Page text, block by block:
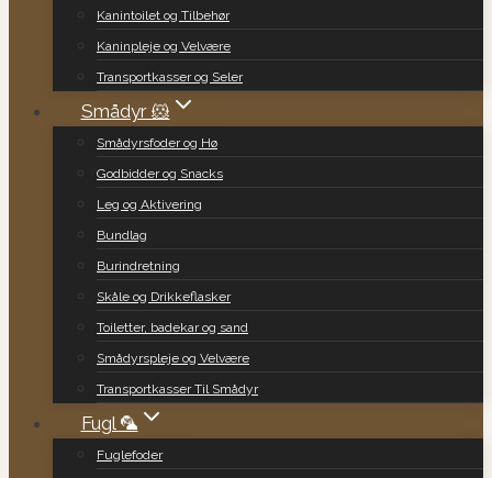
Kanintoilet og Tilbehør
Kaninpleje og Velvære
Transportkasser og Seler
Smådyr 🐹
Smådyrsfoder og Hø
Godbidder og Snacks
Leg og Aktivering
Bundlag
Burindretning
Skåle og Drikkeflasker
Toiletter, badekar og sand
Smådyrspleje og Velvære
Transportkasser Til Smådyr
Fugl 🦜
Fuglefoder